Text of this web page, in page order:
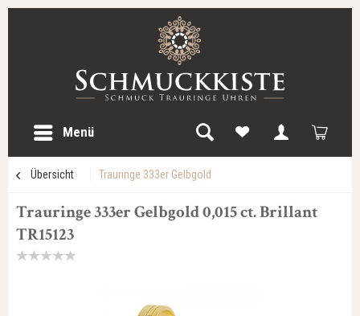
Menü
Übersicht Trauringe 333er Gelbgold
Trauringe 333er Gelbgold 0,015 ct. Brillant
TR15123